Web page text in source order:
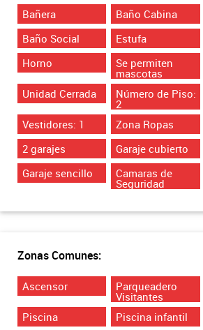
Bañera
Baño Cabina
Baño Social
Estufa
Horno
Se permiten
mascotas
Unidad Cerrada
Número de Piso:
2
Vestidores: 1
Zona Ropas
2 garajes
Garaje cubierto
Garaje sencillo
Camaras de
Seguridad
Zonas Comunes:
Ascensor Parqueadero
Visitantes
Piscina
Piscina infantil